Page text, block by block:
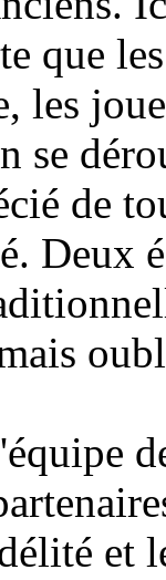
que
les
se
de
Deux
et